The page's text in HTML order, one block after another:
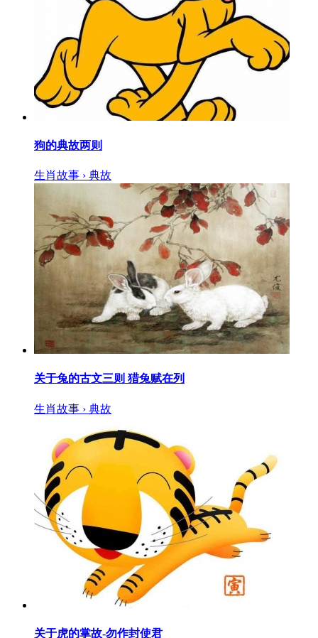
狗的典故两则
生肖故事 › 典故
关于兔的古文三则 猎兔赋在列
生肖故事 › 典故
关于虎的掌故-勿作封使君